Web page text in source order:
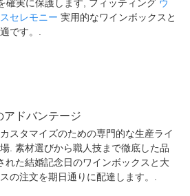
確実に保護します, フィッティング ウ
セレモニー 実用的なワインボックスと
です。.
アドバンテージ
スタマイズのための専門的な生産ライ
. 素材選びから職人技まで徹底した品
れた結婚記念日のワインボックスと大
の注文を期日通りに配達します。.